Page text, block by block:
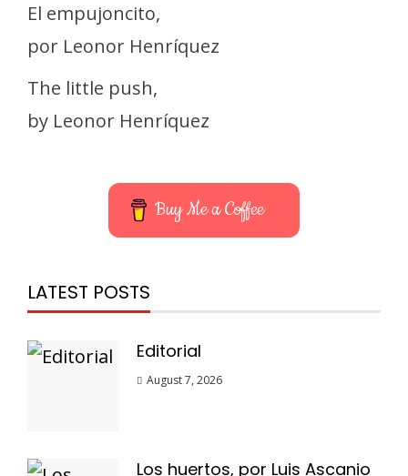
El empujoncito,
por Leonor Henríquez
The little push,
by Leonor Henríquez
Buy Me a Coffee
LATEST POSTS
Editorial
August 7, 2026
Los huertos, por Luis Ascanio